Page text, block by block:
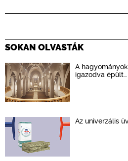
SOKAN OLVASTÁK
A
igazodva épült…
Az univerzális